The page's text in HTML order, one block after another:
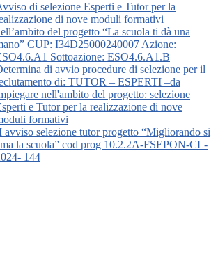
di selezione Esperti e Tutor per la
di nove moduli formativi
del progetto “La scuola ti dà una
CUP: I34D25000240007 Azione:
Sottoazione: ESO4.6.A1.B
di avvio procedure di selezione per il
di: TUTOR – ESPERTI –da
nell'ambito del progetto: selezione
e Tutor per la realizzazione di nove
formativi
avviso selezione tutor progetto “Migliorando si
la scuola” cod prog 10.2.2A-FSEPON-CL-
144